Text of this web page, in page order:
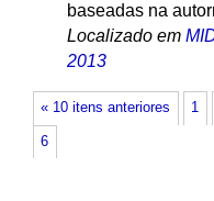
baseadas na
Localizado em
2013
« 10 itens anteriores 1
6